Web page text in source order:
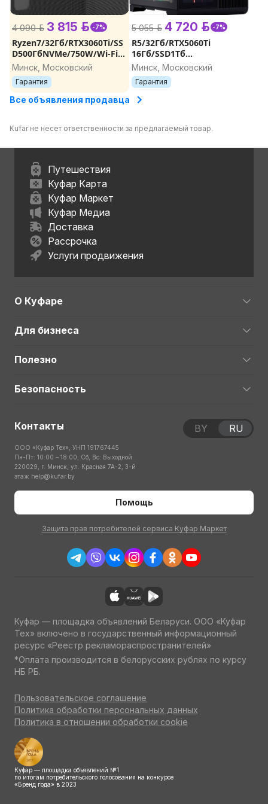
4 090 р. 3 815 р. -7%
Ryzen7/32Гб/RTX3060Ti/SS
D500ГбNVMe/750W/Wi-Fi
новый игровой
компьютер, игровой ПК,
компьютер для игр
Минск, Московский
Гарантия
5 055 р. 4 720 р. -7%
R5/32Гб/RTX5060Ti
16Гб/SSD1Тб
NVMe/750W/Wi-Fi новый
игровой компьютер,
игровой ПК, компьютер
для игр
Минск, Московский
Гарантия
Все объявления продавца
Kufar не несет ответственности за предлагаемый товар.
Путешествия
Куфар Карта
Куфар Маркет
Куфар Медиа
Доставка
Рассрочка
Услуги продвижения
О Куфаре
Для бизнеса
Полезно
Безопасность
Контакты
ООО «Куфар Тех», УНП 191767445
Пн-Пт: 10:00 – 18:00; Сб, Вс: Выходной
220029, г. Минск, ул. Красная 7А-2, 3-й
этаж help@kufar.by
Помощь
Защита прав потребителей сервиса Куфар Маркет
BY RU
Куфар — площадка объявлений Беларуси. ООО «Куфар
Тех» включено в государственный информационный
ресурс «Реестр рекламораспространителей»
*Оплата производится в белорусских рублях по курсу
НБ РБ.
Пользовательское соглашение
Политика обработки персональных данных
Политика в отношении обработки cookie
Куфар — площадка объявлений №1
по итогам потребительского голосования на конкурсе
«Бренд года» в 2023